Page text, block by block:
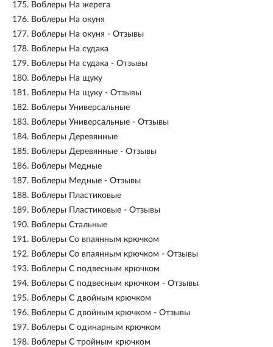
175. Воблеры На жерега
176. Воблеры На окуня
177. Воблеры На окуня - Отзывы
178. Воблеры На судака
179. Воблеры На судака - Отзывы
180. Воблеры На щуку
181. Воблеры На щуку - Отзывы
182. Воблеры Универсальные
183. Воблеры Универсальные - Отзывы
184. Воблеры Деревянные
185. Воблеры Деревянные - Отзывы
186. Воблеры Медные
187. Воблеры Медные - Отзывы
188. Воблеры Пластиковые
189. Воблеры Пластиковые - Отзывы
190. Воблеры Стальные
191. Воблеры Со впаянным крючком
192. Воблеры Со впаянным крючком - Отзывы
193. Воблеры С подвесным крючком
194. Воблеры С подвесным крючком - Отзывы
195. Воблеры С двойным крючком
196. Воблеры С двойным крючком - Отзывы
197. Воблеры С одинарным крючком
198. Воблеры С тройным крючком